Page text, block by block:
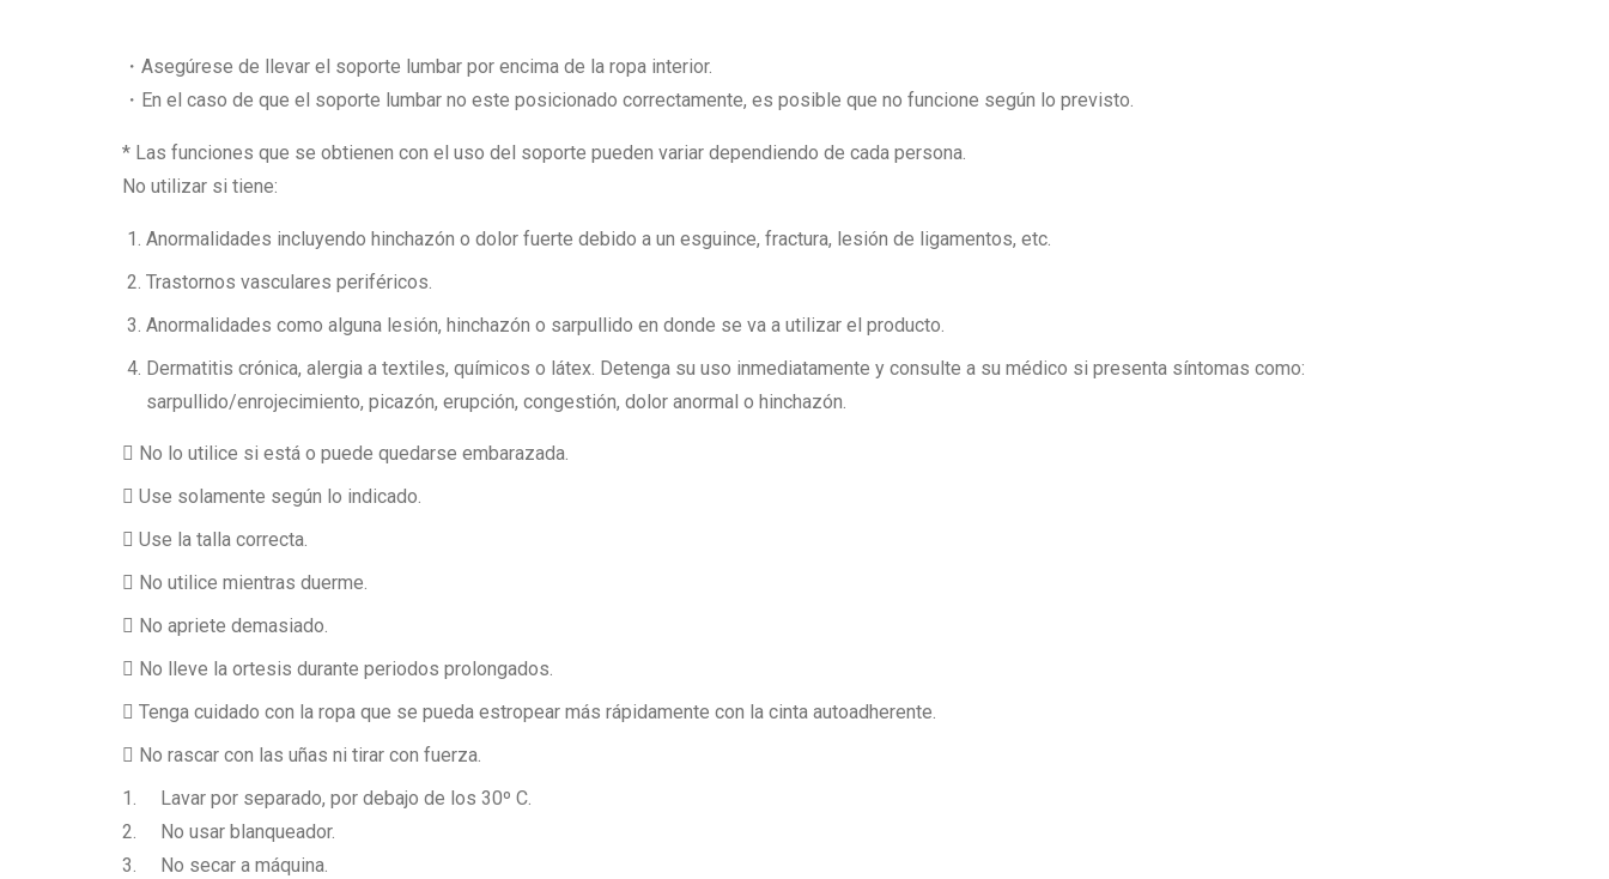
・Asegúrese de llevar el soporte lumbar por encima de la ropa interior.
・En el caso de que el soporte lumbar no este posicionado correctamente, es posible que no funcione según lo previsto.
* Las funciones que se obtienen con el uso del soporte pueden variar dependiendo de cada persona.
No utilizar si tiene:
Anormalidades incluyendo hinchazón o dolor fuerte debido a un esguince, fractura, lesión de ligamentos, etc.
Trastornos vasculares periféricos.
Anormalidades como alguna lesión, hinchazón o sarpullido en donde se va a utilizar el producto.
Dermatitis crónica, alergia a textiles, químicos o látex. Detenga su uso inmediatamente y consulte a su médico si presenta síntomas como:
sarpullido/enrojecimiento, picazón, erupción, congestión, dolor anormal o hinchazón.
No lo utilice si está o puede quedarse embarazada.
Use solamente según lo indicado.
Use la talla correcta.
No utilice mientras duerme.
No apriete demasiado.
No lleve la ortesis durante periodos prolongados.
Tenga cuidado con la ropa que se pueda estropear más rápidamente con la cinta autoadherente.
No rascar con las uñas ni tirar con fuerza.
1. Lavar por separado, por debajo de los 30º C.
2. No usar blanqueador.
3. No secar a máquina.